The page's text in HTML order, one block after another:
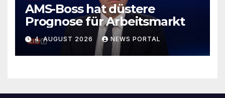
AMS-Boss hat düstere
Prognose für Arbeitsmarkt
4. AUGUST 2026 NEWS PORTAL